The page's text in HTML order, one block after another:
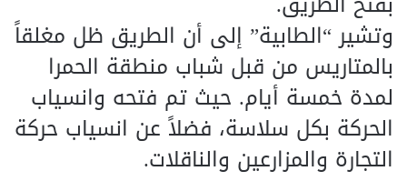
وتشير “الطابية” إلى أن الطريق ظل مغلقاً
بالمتاريس من قبل شباب منطقة الحمرا
لمدة خمسة أيام. حيث تم فتحه وانسياب
الحركة بكل سلاسة، فضلاً عن انسياب حركة
التجارة والمزارعين والناقلات.